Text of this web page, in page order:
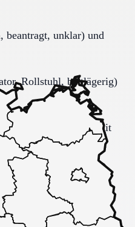
beantragt, unklar) und
Rollstuhl, bettlägerig)
(ja, nein, unklar) mit
Pflegekasse,